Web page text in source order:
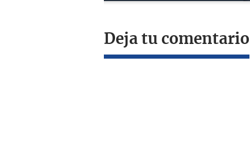
Deja tu comentario